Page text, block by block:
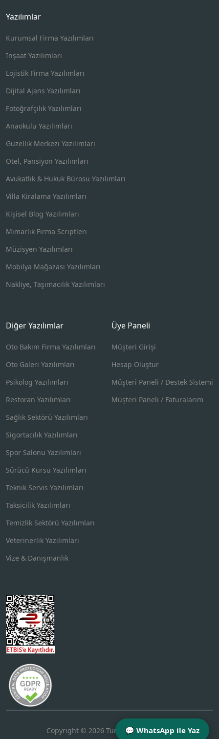
💬 WhatsApp ile Yaz
Yazılımlar
Kurumsal Firma Yazılımları
İnşaat Yazılımları
Lojistik Firma Yazılımları
Dijital Ajans Yazılımları
Fotoğrafçılık Yazılımları
Anaokulu Yazılımları
Güzellik Merkezi Yazılımları
Otel, Pansiyon Yazılımları
Avukatlık & Hukuk Bürosu Yazılımları
Villa Kiralama Yazılımları
Kişisel Blog Yazılımları
Mimarlık Firma Scriptleri
Müzisyen Yazılımları
Mobilya Mağazası Yazılımları
Nakliye, Taşımacılık Yazılımları
Diğer Yazılımlar
Oto Bakım Firma Yazılımları
Oto Galeri Yazılımları
Psikolog Yazılımları
Restoran Yazılımları
Sağlık Sektörü Yazılımları
Sigortacılık Yazılımları
Spor Salonu Yazılımları
Sürücü Kursu Yazılımları
Teknik Servis Yazılımları
Taksicilik Yazılımları
Temizlik Sektörü Yazılımları
Veterinerlik Yazılımları
Vize & Danışmanlık
Üye Paneli
Müşteri Girişi
Hesap Oluştur
Müşteri Paneli / Destek Sistemi
Müşteri Paneli / Faturalarım
Copyright © 2026 Tüm Hakları Saklıdır.